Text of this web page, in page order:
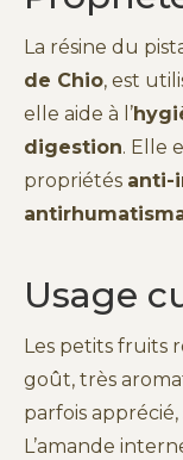
La résine du
de Chio, est
elle aide à l’
digestion. Elle
propriétés anti-
Usage
Les petits fruits
goût, très
parfois
L’amande